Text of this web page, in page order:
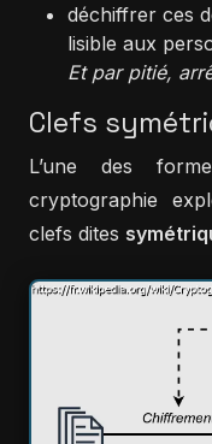
déchiffrer ces
lisible aux
Et par pitié,
Clefs
L’une des
cryptographie
clefs dites